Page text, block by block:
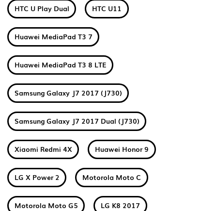
HTC U Play Dual HTC U11
Huawei MediaPad T3 7
Huawei MediaPad T3 8 LTE
Samsung Galaxy J7 2017 (J730)
Samsung Galaxy J7 2017 Dual (J730)
Xiaomi Redmi 4X Huawei Honor 9
LG X Power 2 Motorola Moto C
Motorola Moto G5 LG K8 2017